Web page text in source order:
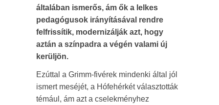
általában ismerős, ám ők a lelkes
pedagógusok irányításával rendre
felfrissítik, modernizálják azt, hogy
aztán a színpadra a végén valami új
kerüljön.
Ezúttal a Grimm-fivérek mindenki által jól
ismert meséjét, a Hófehérkét választották
témául, ám azt a cselekményhez